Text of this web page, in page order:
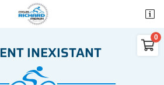


INEXISTANT